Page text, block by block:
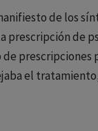
de los
de
prescripciones
el